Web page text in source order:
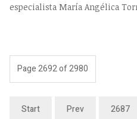
especialista María Angélica
Page 2692 of 2980
Start Prev 2687